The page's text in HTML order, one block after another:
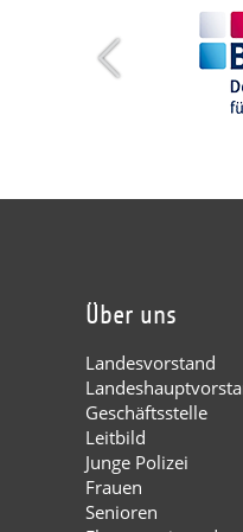
Über uns
Landesvorstand
Geschäftsstelle
Leitbild
Junge Polizei
Frauen
Senioren